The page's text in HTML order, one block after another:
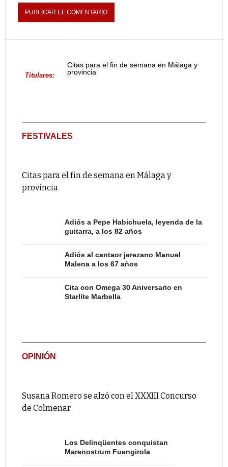
Titulares:
Citas para el fin de semana en Málaga y
provincia
FESTIVALES
Citas para el fin de semana en Málaga y
provincia
Adiós a Pepe Habichuela, leyenda de la
guitarra, a los 82 años
Adiós al cantaor jerezano Manuel
Malena a los 67 años
Cita con Omega 30 Aniversario en
Starlite Marbella
OPINIÓN
Susana Romero se alzó con el XXXIII Concurso
de Colmenar
Los Delinqüentes conquistan
Marenostrum Fuengirola